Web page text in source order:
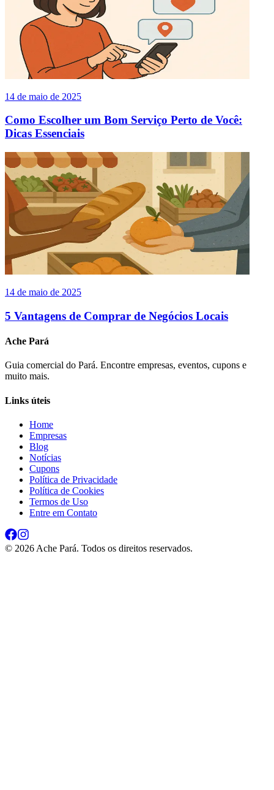
14 de maio de 2025
Como Escolher um Bom Serviço Perto de Você:
Dicas Essenciais
14 de maio de 2025
5 Vantagens de Comprar de Negócios Locais
Ache Pará
Guia comercial do Pará. Encontre empresas, eventos, cupons e
muito mais.
Links úteis
Home
Empresas
Blog
Notícias
Cupons
Política de Privacidade
Política de Cookies
Termos de Uso
Entre em Contato
© 2026 Ache Pará. Todos os direitos reservados.